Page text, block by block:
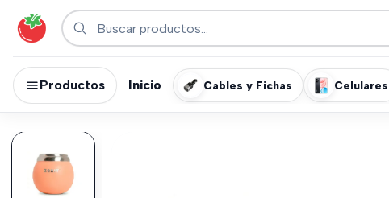
Productos Inicio Cables y Fichas Celulares